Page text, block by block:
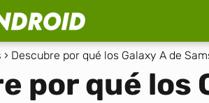
Descubre por qué los Galaxy A de
por qué los